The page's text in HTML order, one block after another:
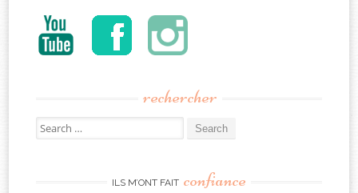
rechercher
Search
for:
ILS M’ONT FAIT confiance